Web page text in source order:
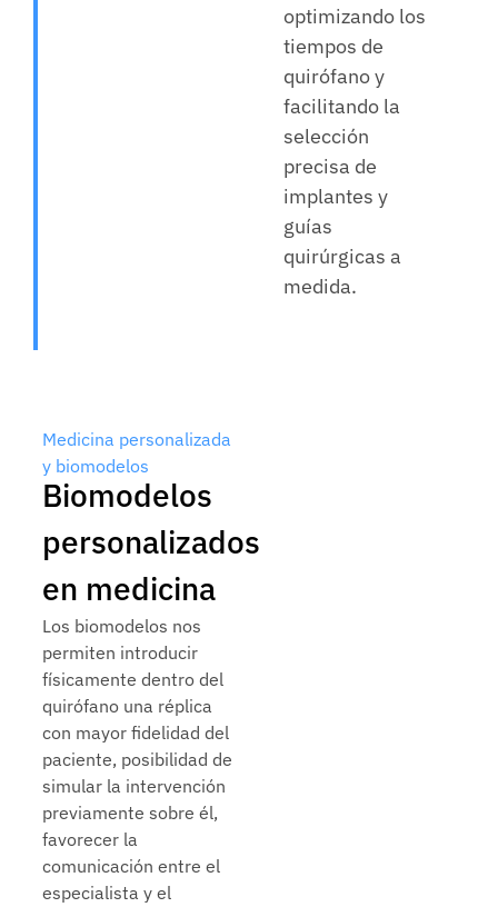
optimizando los
tiempos de
quirófano y
facilitando la
selección
precisa de
implantes y
guías
quirúrgicas a
medida.
Medicina personalizada
y biomodelos
Biomodelos
personalizados
en medicina
Los biomodelos nos
permiten introducir
físicamente dentro del
quirófano una réplica
con mayor fidelidad del
paciente, posibilidad de
simular la intervención
previamente sobre él,
favorecer la
comunicación entre el
especialista y el